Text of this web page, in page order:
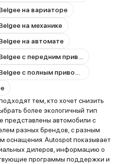
на вариаторе
на механике
на автомате
тем, кто хочет снизить
более экологичный тип
представлены автомобили с
разных брендов, с разным
оснащения. Autospot показывает
дилеров, информацию о
программы поддержки и